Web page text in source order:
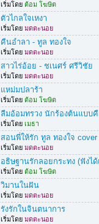
เริ่มโดย ต้อม โฆษิต
ตัวไกลใจเหงา
เริ่มโดย มดตะนอย
คืนอำลา - ทูล ทองใจ
เริ่มโดย มดตะนอย
สาวไร่อ้อย - ชเนศร์ ศรีวิชัย
เริ่มโดย มดตะนอย
แหม่มปลาร้า
เริ่มโดย ต้อม โฆษิต
ลืมอ้อมทรวง นักร้องต้นแบบ
เริ่มโดย เมธา
สอนพี่ให้รัก ทูล ทองใจ
เริ่มโดย มดตะนอย
อธิษฐานรักลอยกระทง (ฟังไ
เริ่มโดย ต้อม โฆษิต
วิมานในฝัน
เริ่มโดย มดตะนอย
รังรักในจินตนาการ
เริ่มโดย มดตะนอย